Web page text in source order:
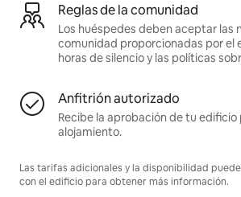
Reglas de la comunidad
Los huéspedes deben aceptar las
comunidad proporcionadas por el
horas de silencio y las políticas
Anfitrión autorizado
Recibe la aprobación de tu
alojamiento.
Las tarifas adicionales y la disponibilidad
con el edificio para obtener más información.